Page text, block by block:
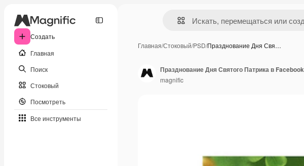
Создать
Главная
Поиск
Стоковый
Посмотреть
Все инструменты
Главная/Стоковый/PSD/Празднование Дня Свя…
Празднование Дня Святого Патрика в Facebook
magnific